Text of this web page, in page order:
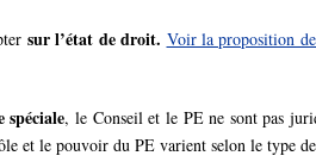
sur l’état de droit. Voir la proposition
spéciale, le Conseil et le PE ne sont pas
et le pouvoir du PE varient selon le type